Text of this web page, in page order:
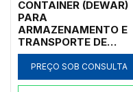
CONTAINER (DEWAR)
PARA
ARMAZENAMENTO E
TRANSPORTE DE
NITROGÊNIO LÍQUIDO,
50L, ALUMÍNIO,
BOMBA MANUAL,
PREÇO SOB CONSULTA